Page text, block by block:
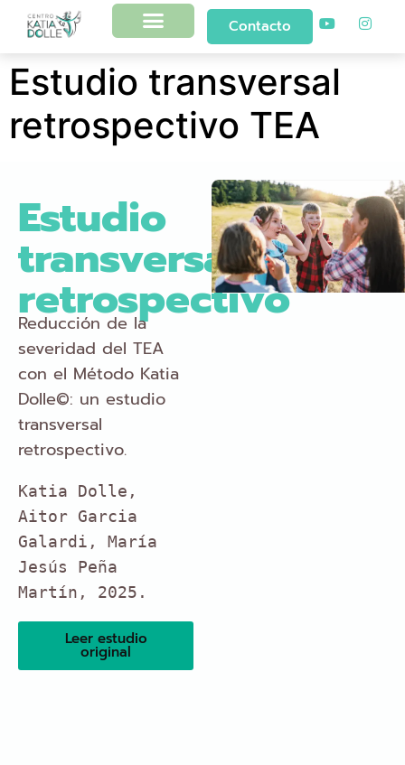
Contacto
Estudio transversal
retrospectivo TEA
Estudio
transversal
retrospectivo
Reducción de la
severidad del TEA
con el Método Katia
Dolle©: un estudio
transversal
retrospectivo.
Aitor Garcia
Galardi, María
Jesús Peña
Martín, 2025.
Leer estudio
original